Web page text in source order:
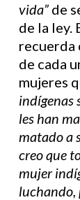
vida”de
de la ley.
recuerda
de cada
mujeres
indígenas
les han
matado a
creo que
mujer
luchando,